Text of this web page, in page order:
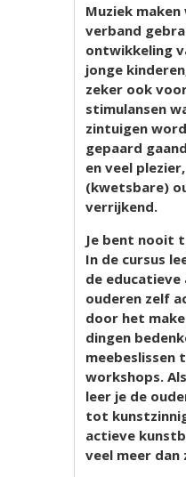
Muziek
verband
ontwikkeling
jonge
zeker ook
stimulansen
zintuigen
gepaard
en veel
(kwetsbare)
verrijkend.
Je bent nooit
In de cursus
de
ouderen zelf
door het
dingen
meebeslissen
workshops.
leer je de
tot
actieve
veel meer dan